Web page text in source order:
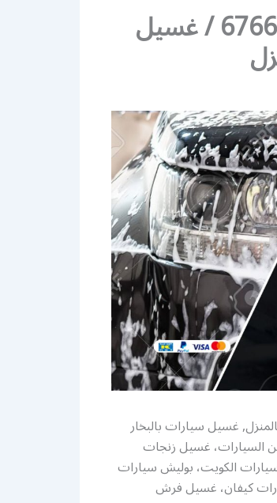
رقم غسيل سيارات كيفان / 67661662 / غسيل
غسيل سيارات بالبخار
السيارات، غسيل زنجات
الكويت، بوليش سيارات
كيفان، غسيل فرش